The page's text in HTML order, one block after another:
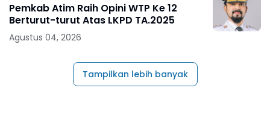
Pemkab Atim Raih Opini WTP Ke 12
Berturut-turut Atas LKPD TA.2025
Agustus 04, 2026
Tampilkan lebih banyak